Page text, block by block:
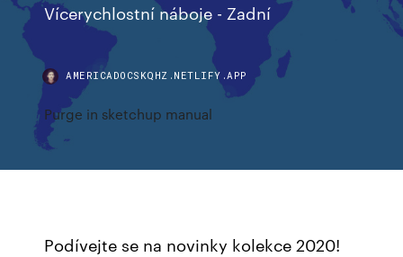
Vícerychlostní náboje - Zadní
AMERICADOCSKQHZ.NETLIFY.APP
Purge in sketchup manual
Podívejte se na novinky kolekce 2020!